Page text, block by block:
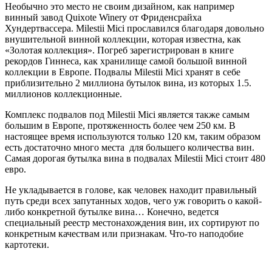
Необычно это место не своим дизайном, как например
винный завод Quixote Winery от Фриденсрайха
Хундертвассера. Milestii Mici прославился благодаря довольно
внушительной винной коллекции, которая известна, как
«Золотая коллекция». Погреб зарегистрирован в книге
рекордов Гиннеса, как хранилище самой большой винной
коллекции в Европе. Подвалы Milestii Mici хранят в себе
приблизительно 2 миллиона бутылок вина, из которых 1.5.
миллионов коллекционные.
Комплекс подвалов под Milestii Mici является также самым
большим в Европе, протяженность более чем 250 км. В
настоящее время используются только 120 км, таким образом
есть достаточно много места для большего количества вин.
Самая дорогая бутылка вина в подвалах Milestii Mici стоит 480
евро.
Не укладывается в голове, как человек находит правильный
путь среди всех запутанных ходов, чего уж говорить о какой-
либо конкретной бутылке вина… Конечно, ведется
специальный реестр местонахождения вин, их сортируют по
конкретным качествам или признакам. Что-то наподобие
картотеки.